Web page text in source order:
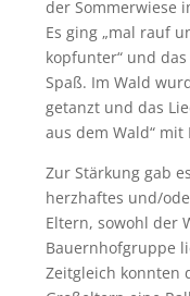
der Sommerwiese
Es ging „mal rauf
kopfunter“ und
Spaß. Im Wald
getanzt und das
aus dem Wald“
Zur Stärkung gab
herzhaftes und/
Eltern, sowohl der
Bauernhofgruppe
Zeitgleich konnten